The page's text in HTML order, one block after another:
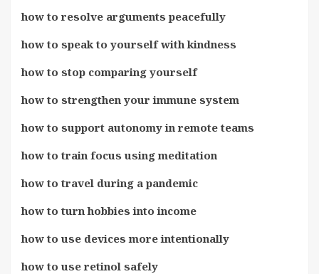
how to resolve arguments peacefully
how to speak to yourself with kindness
how to stop comparing yourself
how to strengthen your immune system
how to support autonomy in remote teams
how to train focus using meditation
how to travel during a pandemic
how to turn hobbies into income
how to use devices more intentionally
how to use retinol safely